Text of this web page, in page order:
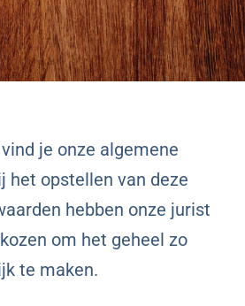
vind je onze algemene
het opstellen van deze
hebben onze jurist
om het geheel zo
te maken.